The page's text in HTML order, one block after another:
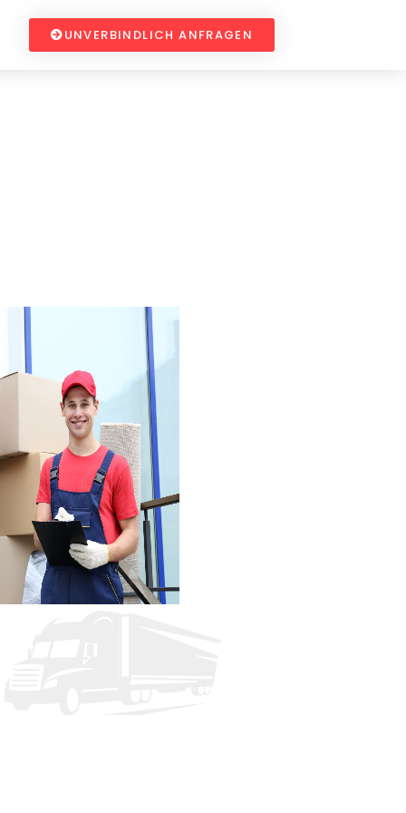
UNVERBINDLICH ANFRAGEN